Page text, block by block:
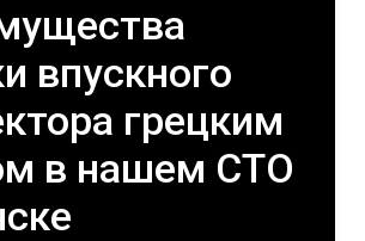
впускного
грецким
в нашем СТО